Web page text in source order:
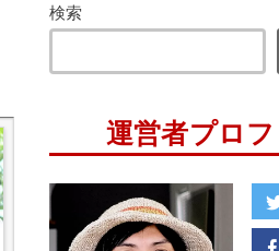
検索
運営者プロ